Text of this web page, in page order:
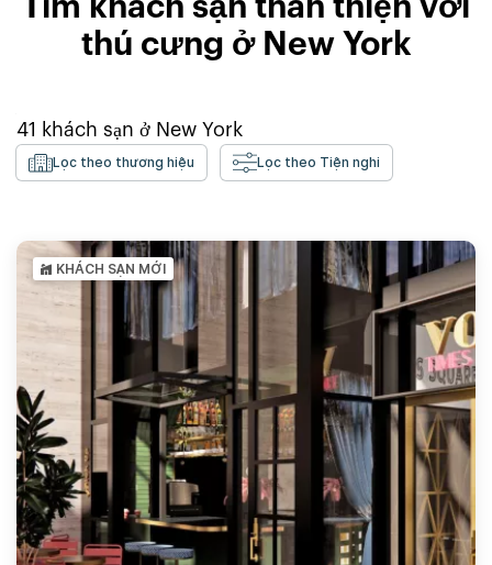
Tìm khách sạn thân thiện với
thú cưng ở New York
41 khách sạn ở New York
Lọc theo thương hiệu Lọc theo Tiện nghi
KHÁCH SẠN MỚI